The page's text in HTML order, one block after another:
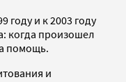
году и к 2003 году
когда произошел
помощь.
и